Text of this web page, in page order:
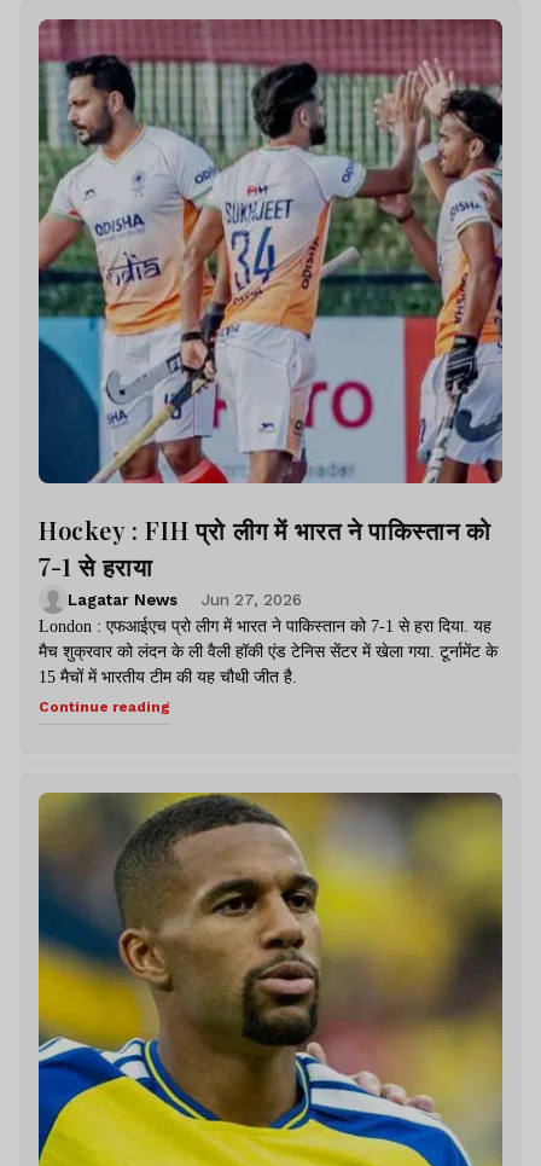
Hockey : FIH प्रो लीग में भारत ने पाकिस्तान को
7-1 से हराया
Lagatar News
Jun 27, 2026
London : एफआईएच प्रो लीग में भारत ने पाकिस्तान को 7-1 से हरा दिया. यह
मैच शुक्रवार को लंदन के ली वैली हॉकी एंड टेनिस सेंटर में खेला गया. टूर्नामेंट के
15 मैचों में भारतीय टीम की यह चौथी जीत है.
Continue reading